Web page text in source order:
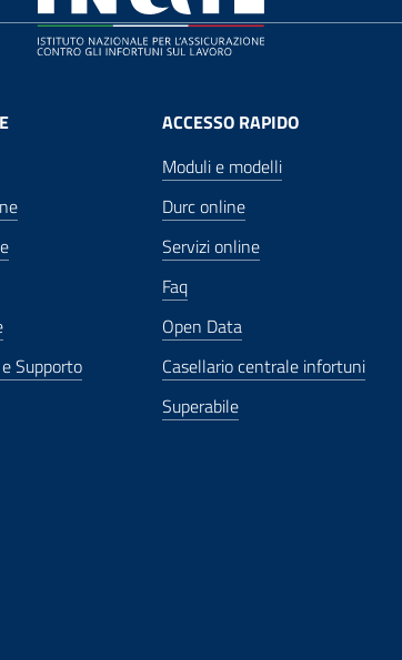
Supporto
ACCESSO RAPIDO
Moduli e modelli
Durc online
Servizi online
Faq
Open Data
Casellario centrale infortuni
Superabile